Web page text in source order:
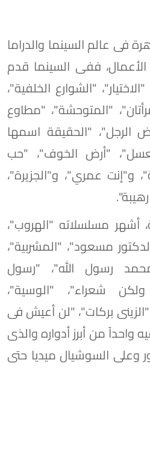
فى عالم السينما والدراما
ففى السينما قدم
"الشوارع الخلفية"،
"المتوحشة"، "مطاوع
الرجل"، "الحقيقة اسمها
"أرض الخوف"، "حب
و"إنت عمري"، و"الجزيرة"،
أشهر مسلسلاته "الهروب"،
مسعود"، "المشربية"،
رسول الله"، "رسول
ولكن شعراء"، "الوسية"،
بركات"، "لن أعيش فى
واحداً من أبرز أدواره والذى
وعلى السوشيال ميديا حتى